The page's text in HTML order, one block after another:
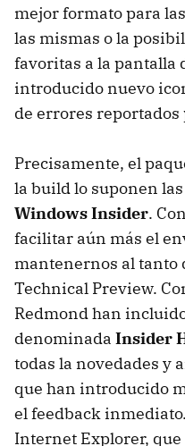
mejor formato para
las mismas o la
favoritas a la pantalla
introducido nuevo
de errores reportados
Precisamente, el
la build lo suponen las
Windows Insider.
facilitar aún más el
mantenernos al tanto
Technical Preview.
Redmond han
denominada Insider
todas la novedades y
que han introducido
el feedback
Internet Explorer,